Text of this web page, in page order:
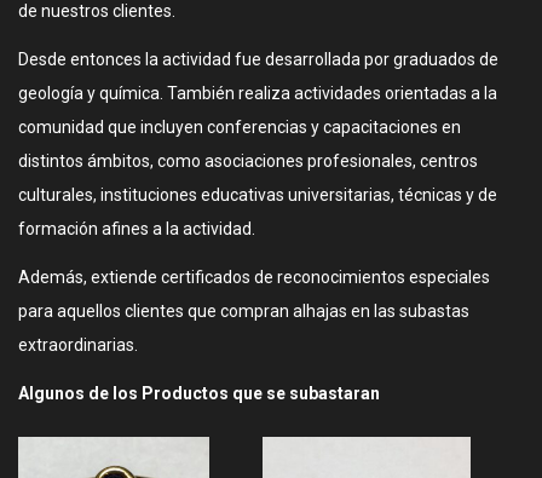
de nuestros clientes.
Desde entonces la actividad fue desarrollada por graduados de
geología y química. También realiza actividades orientadas a la
comunidad que incluyen conferencias y capacitaciones en
distintos ámbitos, como asociaciones profesionales, centros
culturales, instituciones educativas universitarias, técnicas y de
formación afines a la actividad.
Además, extiende certificados de reconocimientos especiales
para aquellos clientes que compran alhajas en las subastas
extraordinarias.
Algunos de los Productos que se subastaran